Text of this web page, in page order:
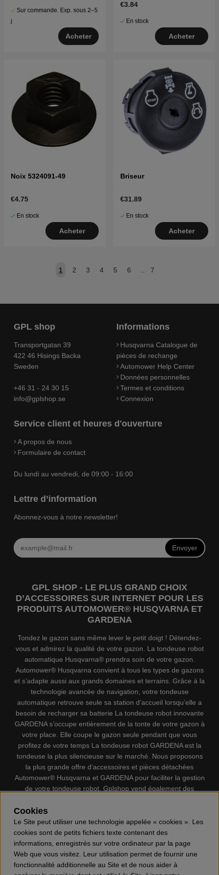
Sur commande. Exp. sous 2–5
j
Acheter
€3.84
En stock
Acheter
Noix 5324091-49
€4.75
En stock
Acheter
Briseur
€31.89
En stock
Acheter
1 2 3 4 5 6 .. 7
GPL shop
Transportgatan 39
422 46 Hisings Backa
Sweden
+46 31 - 24 30 15
info@gplshop.se
Informations
Husqvarna Catalogue de
pièces de rechange
Automower Help Center
Données personnelles
Termes et conditions
Connexion
Service client et heures d'ouverture
A propos de nous
Formulaire de contact
Du lundi au vendredi, de 09:00 - 16:00
Lettre d’information
Abonnez-vous à notre newsletter!
Envoyer
GPL SHOP - LE PLUS GRAND CHOIX
D’ACCESSOIRES SUR INTERNET POUR LES
PRODUITS AUTOMOWER® HUSQVARNA ET
GARDENA
Tondez le gazon sans même lever le petit doigt ! Détendez-
vous et admirez la qualité de votre gazon. La tondeuse robot
automatique Husqvarna® prendra soin de votre gazon.
Automower® Husqvarna convient à tous les types de gazons
et s’adapte aussi aux grands domaines et terrains. Grâce à la
technologie avancée de navigation, votre tondeuse
automatique retrouve seule sa station d’accueil lorsqu’elle a
besoin de recharger sa batterie La tondeuse robot innovante
GARDENA s’occupe entièrement de la tonte de votre gazon à
votre place. Elle coupe le gazon seule pendant que vous
profitez de votre temps La tondeuse robot GARDENA est la
tondeuse la plus silencieuse sur le marché. Nous proposons
la plus grande offre d’accessoires et pièces détachées
Automower® Husqvarna et GARDENA pour faciliter la gestion
de votre tondeuse robot. Gplshop vend également des
individuel, Coupe-bordures, Débroussailleuses, Taille haies,
Motoculteurs, Souffleur, Souffleuses à neige, Nettoyeurs
haute pression, Aspirateur, Découpeuses, Haches, Outils
forestiers, Lubrifiants, Carburants, Jouets ETC.
Cookies
Le Site peut utiliser une technologie appelée « cookies ». Les
cookies sont de petits fichiers texte contenant des
informations, enregistrés sur votre ordinateur par la page
Web que vous visitez. Leur utilisation permet de fournir une
fonctionnalité additionnelle au Site et de nous aider à